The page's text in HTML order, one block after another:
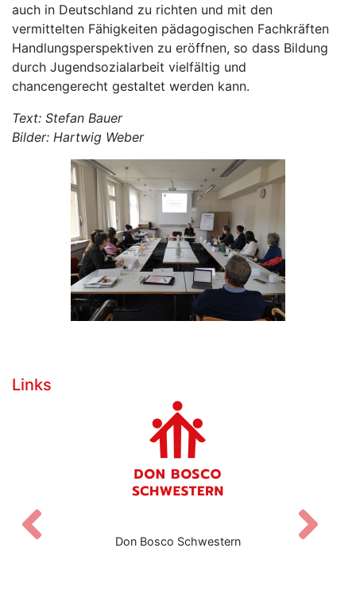
auch in Deutschland zu richten und mit den
vermittelten Fähigkeiten pädagogischen Fachkräften
Handlungsperspektiven zu eröffnen, so dass Bildung
durch Jugendsozialarbeit vielfältig und
chancengerecht gestaltet werden kann.
Text: Stefan Bauer
Bilder: Hartwig Weber
Links
Don Bosco Schwestern
Zurück